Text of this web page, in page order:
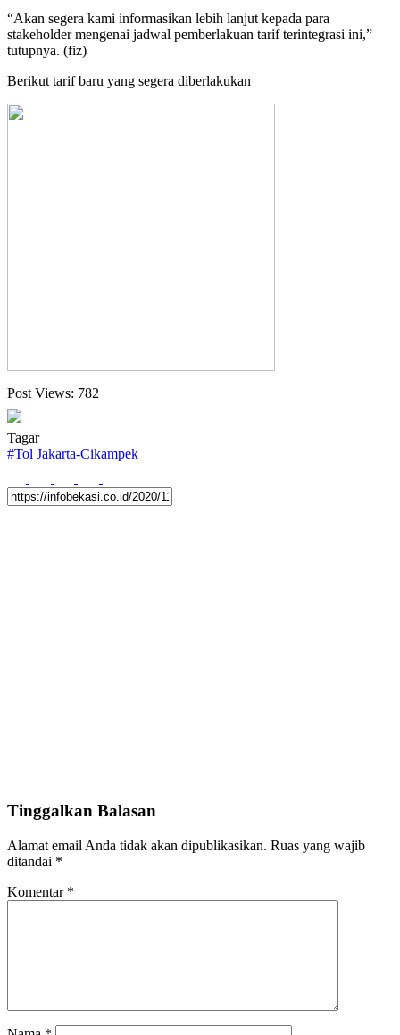
“Akan segera kami informasikan lebih lanjut kepada para
stakeholder mengenai jadwal pemberlakuan tarif terintegrasi ini,”
tutupnya. (fiz)
Berikut tarif baru yang segera diberlakukan
Post Views: 782
Tagar
#Tol Jakarta-Cikampek
Tinggalkan Balasan
Alamat email Anda tidak akan dipublikasikan. Ruas yang wajib
ditandai *
Komentar *